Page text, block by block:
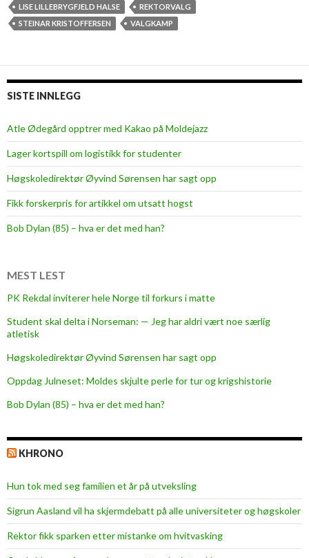
LISE LILLEBRYGFJELD HALSE
REKTORVALG
STEINAR KRISTOFFERSEN
VALGKAMP
SISTE INNLEGG
Atle Ødegård opptrer med Kakao på Moldejazz
Lager kortspill om logistikk for studenter
Høgskoledirektør Øyvind Sørensen har sagt opp
Fikk forskerpris for artikkel om utsatt hogst
Bob Dylan (85) – hva er det med han?
MEST LEST
PK Rekdal inviterer hele Norge til forkurs i matte
Student skal delta i Norseman: — Jeg har aldri vært noe særlig
atletisk
Høgskoledirektør Øyvind Sørensen har sagt opp
Oppdag Julneset: Moldes skjulte perle for tur og krigshistorie
Bob Dylan (85) – hva er det med han?
KHRONO
Hun tok med seg familien et år på utveksling
Sigrun Aasland vil ha skjerm­debatt på alle universiteter og høgskoler
Rektor fikk sparken etter mistanke om hvitvasking